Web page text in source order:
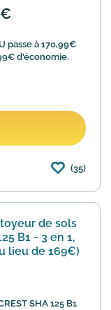
passe à 170,99€
d'économie.
(35)
de sols
B1 - 3 en 1,
lieu de 169€)
SHA 125 B1